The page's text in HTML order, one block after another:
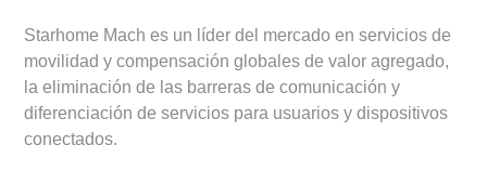
Starhome Mach es un líder del mercado en servicios de
movilidad y compensación globales de valor agregado,
la eliminación de las barreras de comunicación y
diferenciación de servicios para usuarios y dispositivos
conectados.